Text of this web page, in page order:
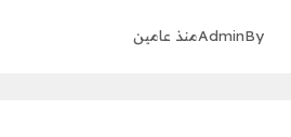
By
Adminمنذ عامين